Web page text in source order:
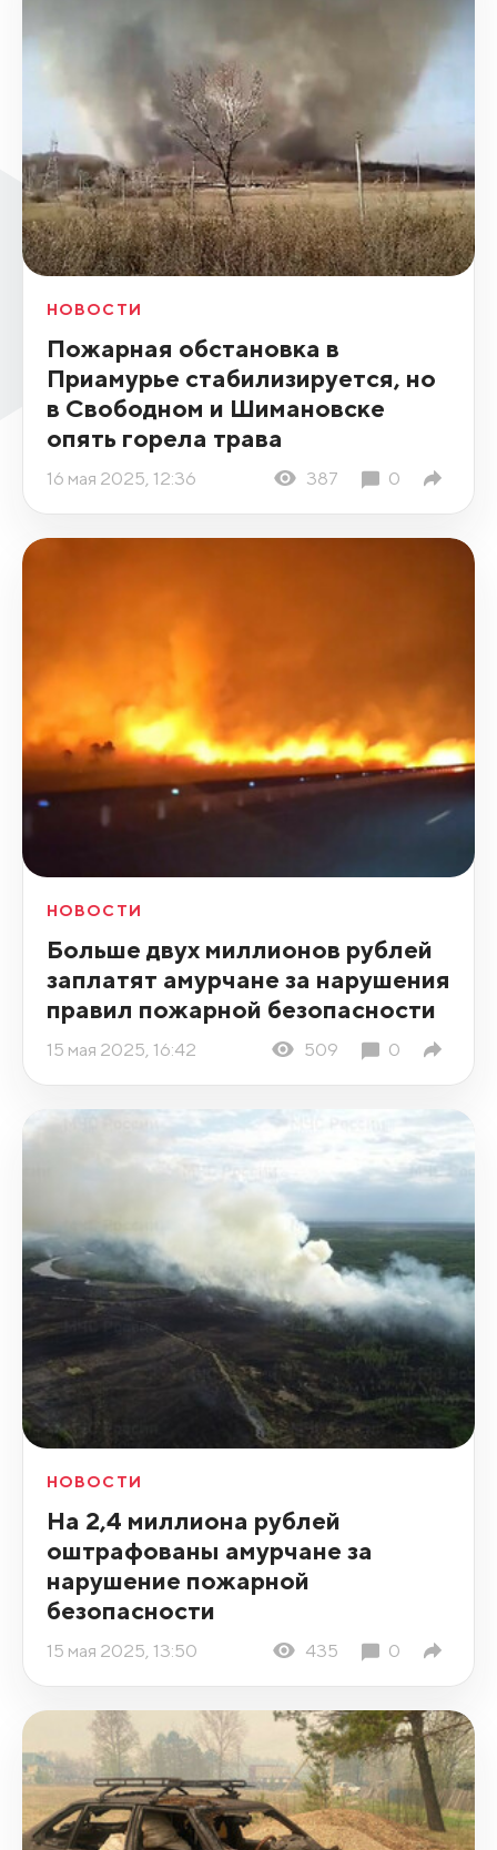
НОВОСТИ
Пожарная обстановка в
Приамурье стабилизируется, но
в Свободном и Шимановске
опять горела трава
16 мая 2025, 12:36 387 0
НОВОСТИ
Больше двух миллионов рублей
заплатят амурчане за нарушения
правил пожарной безопасности
15 мая 2025, 16:42 509 0
НОВОСТИ
На 2,4 миллиона рублей
оштрафованы амурчане за
нарушение пожарной
безопасности
15 мая 2025, 13:50 435 0